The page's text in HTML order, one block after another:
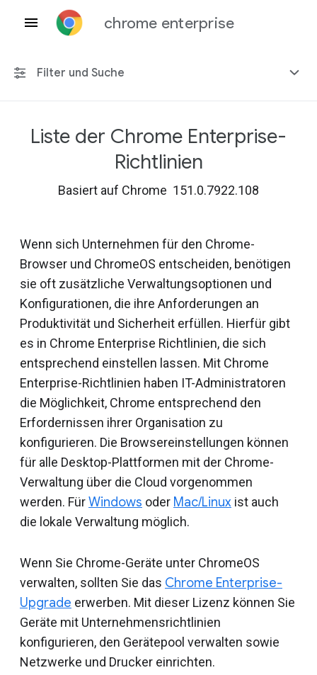
chrome enterprise
Filter und Suche
Alle Plattformen
Einschließlich eingestellter Richtlinien
Liste der Chrome Enterprise-
Richtlinien
Basiert auf Chrome 151.0.7922.108
Wenn sich Unternehmen für den Chrome-
Browser und ChromeOS entscheiden, benötigen
sie oft zusätzliche Verwaltungsoptionen und
Konfigurationen, die ihre Anforderungen an
Produktivität und Sicherheit erfüllen. Hierfür gibt
es in Chrome Enterprise Richtlinien, die sich
entsprechend einstellen lassen. Mit Chrome
Enterprise-Richtlinien haben IT-Administratoren
die Möglichkeit, Chrome entsprechend den
Erfordernissen ihrer Organisation zu
konfigurieren. Die Browsereinstellungen können
für alle Desktop-Plattformen mit der Chrome-
Verwaltung über die Cloud vorgenommen
werden. FürWindows oder Mac/Linux ist auch
die lokale Verwaltung möglich.
Wenn Sie Chrome-Geräte unter ChromeOS
verwalten, sollten Sie das Chrome Enterprise-
Upgrade erwerben. Mit dieser Lizenz können Sie
Geräte mit Unternehmensrichtlinien
konfigurieren, den Gerätepool verwalten sowie
Netzwerke und Drucker einrichten.